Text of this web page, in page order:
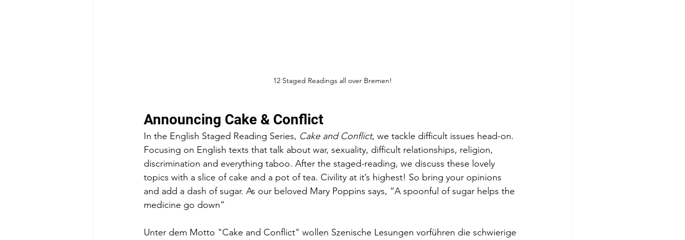
12 Staged Readings all over Bremen!
Announcing Cake & Conflict
In the English Staged Reading Series, Cake and Conflict, we tackle difficult issues head-on.
Focusing on English texts that talk about war, sexuality, difficult relationships, religion,
discrimination and everything taboo. After the staged-reading, we discuss these lovely
topics with a slice of cake and a pot of tea. Civility at it’s highest! So bring your opinions
and add a dash of sugar. As our beloved Mary Poppins says, “A spoonful of sugar helps the
medicine go down”
Unter dem Motto "Cake and Conflict" wollen Szenische Lesungen vorführen die schwierige